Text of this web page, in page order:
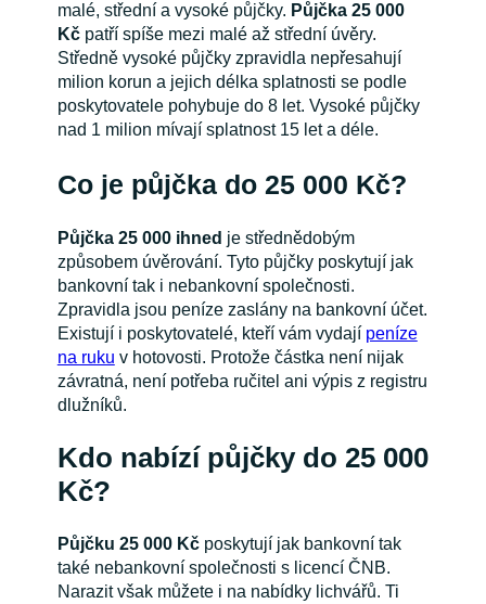
malé, střední a vysoké půjčky. Půjčka 25 000
Kčpatří spíše mezi malé až střední úvěry.
Středně vysoké půjčky zpravidla nepřesahují
milion korun a jejich délka splatnosti se podle
poskytovatele pohybuje do 8 let. Vysoké půjčky
nad 1 milion mívají splatnost 15 let a déle.
Co je půjčka do 25 000 Kč?
Půjčka 25 000 ihned je střednědobým
způsobem úvěrování. Tyto půjčky poskytují jak
bankovní tak i nebankovní společnosti.
Zpravidla jsou peníze zaslány na bankovní účet.
Existují i poskytovatelé, kteří vám vydají peníze
na ruku v hotovosti. Protože částka není nijak
závratná, není potřeba ručitel ani výpis z registru
dlužníků.
Kdo nabízí půjčky do 25 000
Kč?
Půjčku 25 000 Kčposkytují jak bankovní tak
také nebankovní společnosti s licencí ČNB.
Narazit však můžete i na nabídky lichvářů. Ti